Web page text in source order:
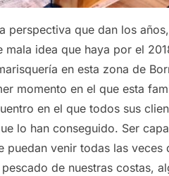
perspectiva que dan los
mala idea que haya por el
en esta zona de
momento en el que esta
en el que todos sus
lo han conseguido. Ser
puedan venir todas las
de nuestras costas,